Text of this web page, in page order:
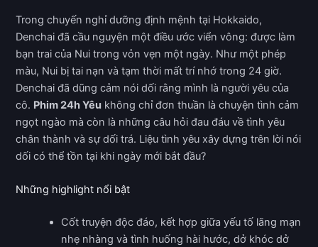
Trong chuyến nghỉ dưỡng định mệnh tại Hokkaido,
Denchai đã cầu nguyện một điều ước viển vông: được làm
bạn trai của Nui trong vỏn vẹn một ngày. Như một phép
màu, Nui bị tai nạn và tạm thời mất trí nhớ trong 24 giờ.
Denchai đã dũng cảm nói dối rằng mình là người yêu của
cô. Phim 24h Yêu không chỉ đơn thuần là chuyện tình cảm
ngọt ngào mà còn là những câu hỏi đau đáu về tình yêu
chân thành và sự dối trá. Liệu tình yêu xây dựng trên lời nói
dối có thể tồn tại khi ngày mới bắt đầu?
Những highlight nổi bật
Cốt truyện độc đáo, kết hợp giữa yếu tố lãng mạn
nhẹ nhàng và tình huống hài hước, dở khóc dở